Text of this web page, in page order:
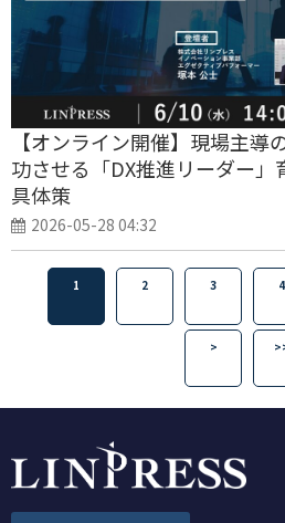
【オンライン開催】現場主導
功させる「DX推進リーダー」
具体策
2026-05-28 04:32
1 2 3 4
>